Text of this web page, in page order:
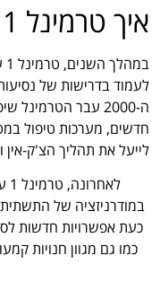
איך טרמינל 1 התפתח עם הזמן?
לעמוד בדרישות של
ה-2000 עבר
חדשים, מערכות טיפול
לייעל את תהליך הצ'ק-
במודרניזציה של
כעת אפשרויות חדשות
כמו גם מגוון חנויות